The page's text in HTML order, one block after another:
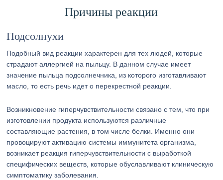
Причины реакции
Подсолнухи
Подобный вид реакции характерен для тех людей, которые
страдают аллергией на пыльцу. В данном случае имеет
значение пыльца подсолнечника, из которого изготавливают
масло, то есть речь идет о перекрестной реакции.
Возникновение гиперчувствительности связано с тем, что при
изготовлении продукта используются различные
составляющие растения, в том числе белки. Именно они
провоцируют активацию системы иммунитета организма,
возникает реакция гиперчувствительности с выработкой
специфических веществ, которые обуславливают клиническую
симптоматику заболевания.